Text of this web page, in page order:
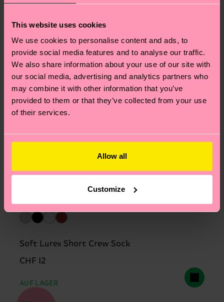
This website uses cookies
We use cookies to personalise content and ads, to
provide social media features and to analyse our traffic.
We also share information about your use of our site with
our social media, advertising and analytics partners who
may combine it with other information that you’ve
provided to them or that they’ve collected from your use
of their services.
Allow all
Customize
Hilfebereich im ArtikelRetourenfindest du die
am häufigsten gestellten Fragen.
Soft Lurex Short Crew Sock
CHF 12
AUF LAGER